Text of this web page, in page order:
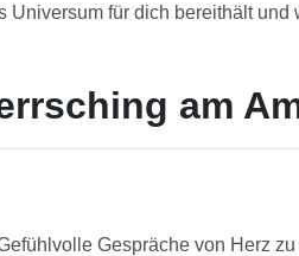
für dich bereithält
am
Gespräche von Herz